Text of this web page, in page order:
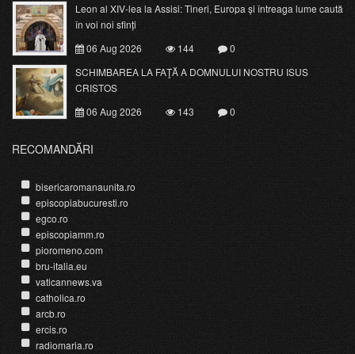
Leon al XIV-lea la Assisi: Tineri, Europa și întreaga lume caută
în voi noi sfinți
06 Aug 2026
144
0
SCHIMBAREA LA FAŢĂ A DOMNULUI NOSTRU ISUS
CRISTOS
06 Aug 2026
143 0
RECOMANDĂRI
bisericaromanaunita.ro
episcopiabucuresti.ro
egco.ro
episcopiamm.ro
pioromeno.com
bru-italia.eu
vaticannews.va
catholica.ro
arcb.ro
ercis.ro
radiomaria.ro